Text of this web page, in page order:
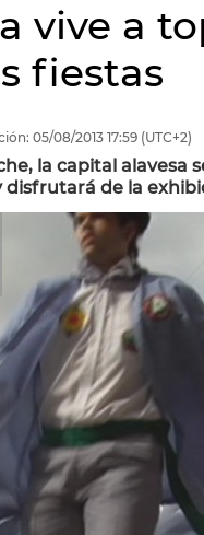
vive a
fiestas
05/08/2013 17:59 (UTC+2)
la capital alavesa
disfrutará de la